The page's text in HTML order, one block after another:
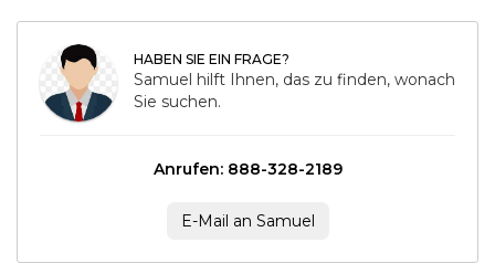
HABEN SIE EIN FRAGE?
Samuel hilft Ihnen, das zu finden, wonach
Sie suchen.
Anrufen: 888-328-2189
E-Mail an Samuel